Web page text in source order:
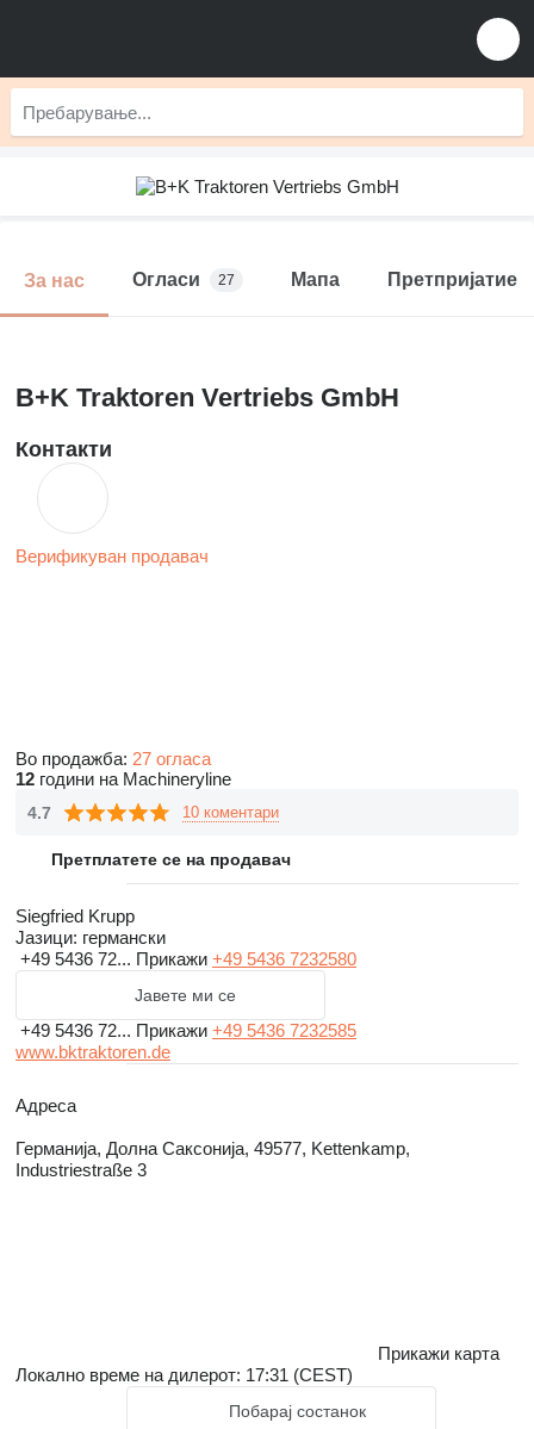
За нас Огласи 27 Мапа Претпријатие
B+K Traktoren Vertriebs GmbH
Контакти
Верификуван продавач
Во продажба: 27 огласа
12 години на Machineryline
4.7 10 коментари
Претплатете се на продавач
Siegfried Krupp
Јазици: германски
+49 5436 72... Прикажи +49 5436 7232580
Јавете ми се
+49 5436 72... Прикажи +49 5436 7232585
www.bktraktoren.de
Адреса
Германија, Долна Саксонија, 49577, Kettenkamp,
Industriestraße 3
Прикажи карта
Локално време на дилерот: 17:31 (CEST)
Побарај состанок